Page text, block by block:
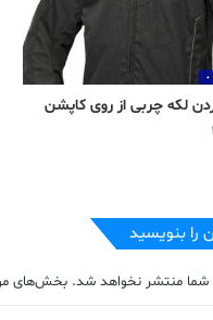
لكه چربی از روی كاپشن
را بنویسید
شما منتشر نخواهد شد. بخش‌های